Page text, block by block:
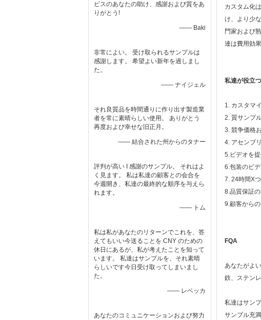
ビスのあなたの助け、感謝および質をあ
りがとう!
—— Baki
非常によい。 受け取られるサンプルは
感謝します。 希望よい新年を過しまし
た。
—— ナイジェル
それ良質品を時間通りに作り出す製造業
者を常に素晴らしい使用。 ありがとう
再度および幸せな旧正月。
—— 結合された州からのタナー
評判が高い I 感謝のサンプル。 それはよ
く見ます。 私は私達の顧客との会合を
今週開き、私達の最終的な順序を与えら
れます。
—— トム
私は私があなたのリターンでこれを、答
えてもいい今送ることを CNY のための
休日にあるが、私が考えたことを知って
います。 私達はサンプルを、それ素晴
らしいです今日受け取ってしまいまし
た。
—— レベッカ
あなたのコミュニケーションおよび努力
カスタム化
け、より少
門家および
達は費用効
私達が役立
1. カスタマ
2. 質サンプ
3. 競争価格
4. アセンブ
5.ビデオを
6.包装のビデ
7. 24時間X
8.品質保証の
9.顧客から
FQA
あなたがよ
鉄、ステン
私達はサン
サンプル充